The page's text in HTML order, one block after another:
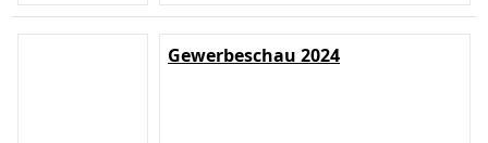
Gewerbeschau 2024